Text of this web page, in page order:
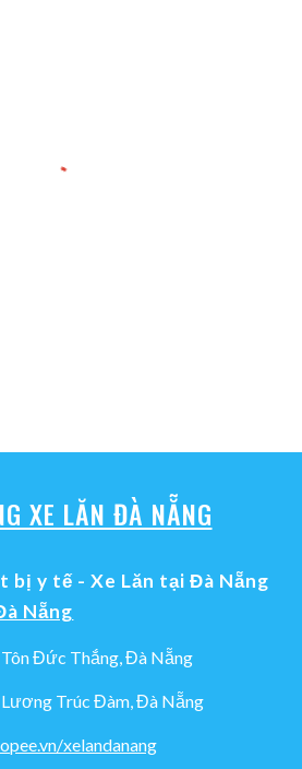
XE LĂN ĐÀ NẴNG
bị y tế - Xe Lăn tại Đà Nẵng
Nẵng
Đức Thắng, Đà Nẵng
Trúc Đàm, Đà Nẵng
xelandanang